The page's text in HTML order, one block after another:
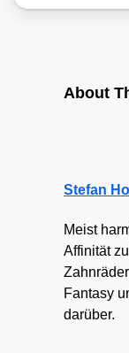
About
Stefan
Meist
Affinität
Fantasy
darüber.